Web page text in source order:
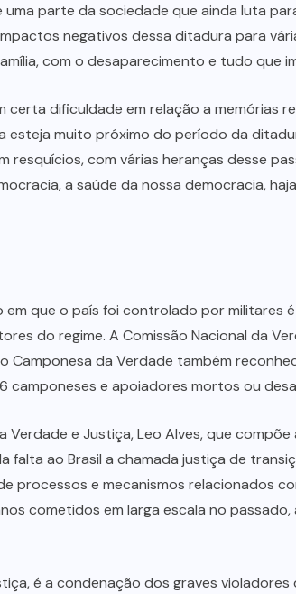
parte da sociedade que ainda luta
negativos dessa ditadura para
com o desaparecimento e tudo que
certa dificuldade em relação a memórias
esteja muito próximo do período da
resquícios, com várias heranças desse
a saúde da nossa democracia,
que o país foi controlado por militares
do regime. A Comissão Nacional da
Camponesa da Verdade também
camponeses e apoiadores mortos ou
e Justiça, Leo Alves, que
falta ao Brasil a chamada justiça de
processos e mecanismos relacionados
cometidos em larga escala no
é a condenação dos graves